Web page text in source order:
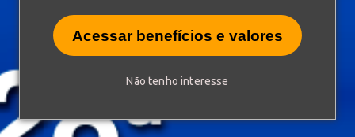
Acessar benefícios e valores
Não tenho interesse